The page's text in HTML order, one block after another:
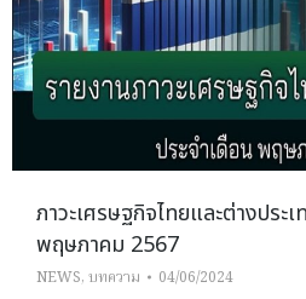
ภาวะเศรษฐกิจไทยและต่างประ
พฤษภาคม 2567
NEWS, บทความ 04/06/2024